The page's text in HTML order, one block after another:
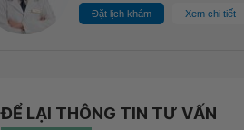
Đặt lịch khám Xem chi tiết
ĐỂ LẠI THÔNG TIN TƯ VẤN